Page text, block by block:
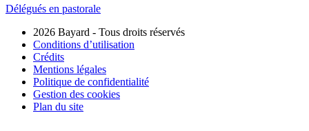
Délégués en pastorale
2026 Bayard - Tous droits réservés
Conditions d’utilisation
Crédits
Mentions légales
Politique de confidentialité
Gestion des cookies
Plan du site